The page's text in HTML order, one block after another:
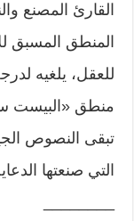
القارئ المصنع
المنطق المسبق
للعقل، يلغيه
منطق «البيست
تبقى النصوص
التي صنعتها